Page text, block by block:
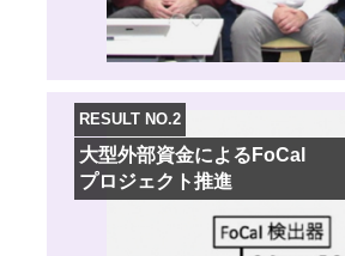
RESULT NO.2
大型外部資金によるFoCal
プロジェクト推進